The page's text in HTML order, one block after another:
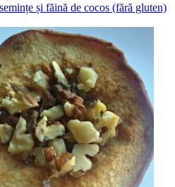
și făină de cocos (fără gluten)